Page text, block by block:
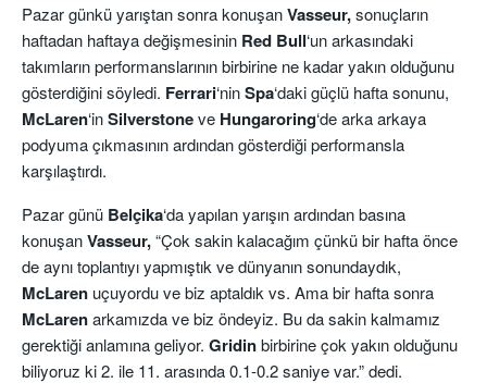
Pazar günkü yarıştan sonra konuşanVasseur,sonuçların
haftadan haftaya değişmesinin Red Bull‘un arkasındaki
takımların performanslarının birbirine ne kadar yakın olduğunu
gösterdiğini söyledi. Ferrari‘ninSpa‘daki güçlü hafta sonunu,
McLaren‘inSilverstoneve Hungaroring‘de arka arkaya
podyuma çıkmasının ardından gösterdiği performansla
karşılaştırdı.
Pazar günü Belçika‘da yapılan yarışın ardından basına
konuşanVasseur,“Çok sakin kalacağım çünkü bir hafta önce
de aynı toplantıyı yapmıştık ve dünyanın sonundaydık,
McLaren uçuyordu ve biz aptaldık vs. Ama bir hafta sonra
McLarenarkamızda ve biz öndeyiz. Bu da sakin kalmamız
gerektiği anlamına geliyor. Gridinbirbirine çok yakın olduğunu
biliyoruz ki 2. ile 11. arasında 0.1-0.2 saniye var.” dedi.